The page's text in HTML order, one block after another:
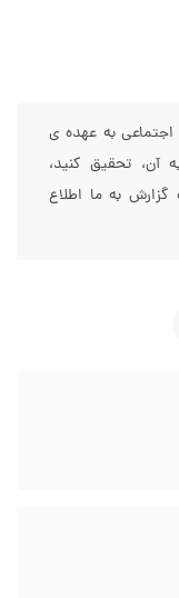
به عهده ی
آن، تحقیق کنید،
به ما اطلاع